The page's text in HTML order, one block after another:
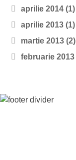
aprilie 2014 (1)
aprilie 2013 (1)
martie 2013 (2)
februarie 2013